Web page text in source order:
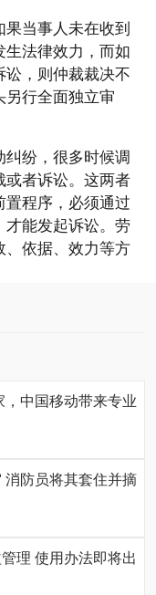
当事人未在收到
生法律效力，而如
讼，则仲裁裁决不
另行全面独立审
纷，很多时候调
或者诉讼。这两者
置程序，必须通过
才能发起诉讼。劳
、依据、效力等方
中国移动带来专业
消防员将其套住并摘
理 使用办法即将出